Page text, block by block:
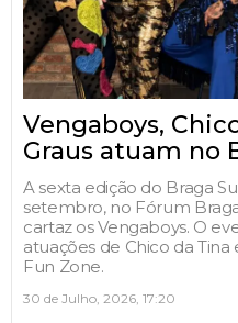
Vengaboys,
Graus atuam no
A sexta edição do Braga
setembro, no Fórum
cartaz os Vengaboys. O
atuações de Chico da
Fun Zone.
30 de Julho, 2026, 17:20